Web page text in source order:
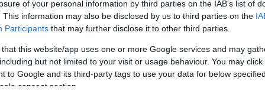
of your personal information by third parties on the IAB’s list of
This information may also be disclosed by us to third parties on the
Participants that may further disclose it to other third parties.
that this website/app uses one or more Google services and may
but not limited to your visit or usage behaviour. You may
to Google and its third-party tags to use your data for below
consent section.
14:21